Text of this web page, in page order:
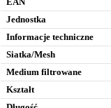
Jednostka
Informacje techniczne
Siatka/Mesh
Medium filtrowane
Kształt